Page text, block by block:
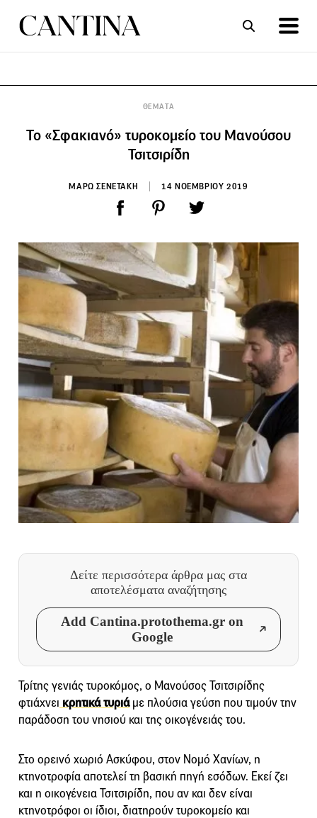
ΘΕΜΑΤΑ
Το «Σφακιανό» τυροκομείο του Μανούσου
Τσιτσιρίδη
ΜΑΡΩ ΣΕΝΕΤΑΚΗ 14 ΝΟΕΜΒΡΙΟΥ 2019
Δείτε περισσότερα άρθρα μας στα
αποτελέσματα αναζήτησης
Add Cantina.protothema.gr on
Google
Τρίτης γενιάς τυροκόμος, ο Μανούσος Τσιτσιρίδης
φτιάχνει κρητικά τυριάμε πλούσια γεύση που τιμούν την
παράδοση του νησιού και της οικογένειάς του.
Στο ορεινό χωριό Ασκύφου, στον Νομό Χανίων, η
κτηνοτροφία αποτελεί τη βασική πηγή εσόδων. Εκεί ζει
και η οικογένεια Τσιτσιρίδη, που αν και δεν είναι
κτηνοτρόφοι οι ίδιοι, διατηρούν τυροκομείο και